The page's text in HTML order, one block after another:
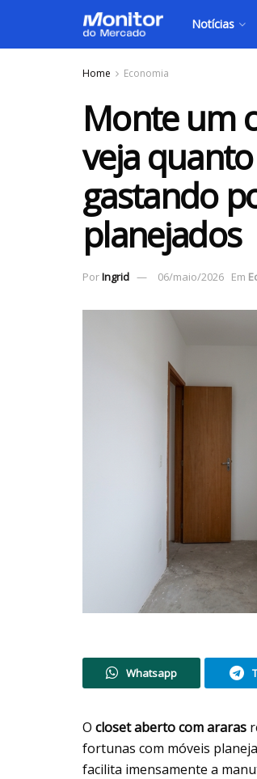
Notícias
Home Economia
Monte um
veja
gastando
planejados
PorIngrid 06/maio/2026 Em
Whatsapp
O closet aberto com araras
fortunas com móveis
facilita imensamente a